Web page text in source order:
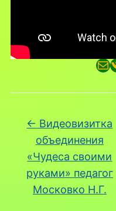
← Видеовизитка
объединения
«Чудеса своими
руками» педагог
Московко Н.Г.